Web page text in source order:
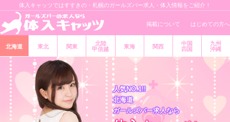
体入キャッツではすすきの・札幌のガールズバー求人・体入情報をご紹介！
はじめての方へ
掲載について
北海道 東北 関東
北陸
甲信越
東海 関西
中国
四国
九州
沖縄
人気NO.1!!
北海道
ガールズバー求人なら